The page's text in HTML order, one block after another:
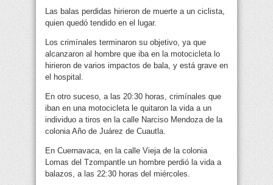
Las balas perdidas hirieron de muerte a un ciclista,
quien quedó tendido en el lugar.
Los crimínales terminaron su objetivo, ya que
alcanzaron al hombre que iba en la motocicleta lo
hirieron de varios impactos de bala, y está grave en
el hospital.
En otro suceso, a las 20:30 horas, crimínales que
iban en una motocicleta le quitaron la vida a un
individuo a tiros en la calle Narciso Mendoza de la
colonia Año de Juárez de Cuautla.
En Cuernavaca, en la calle Vieja de la colonia
Lomas del Tzompantle un hombre perdió la vida a
balazos, a las 22:30 horas del miércoles.